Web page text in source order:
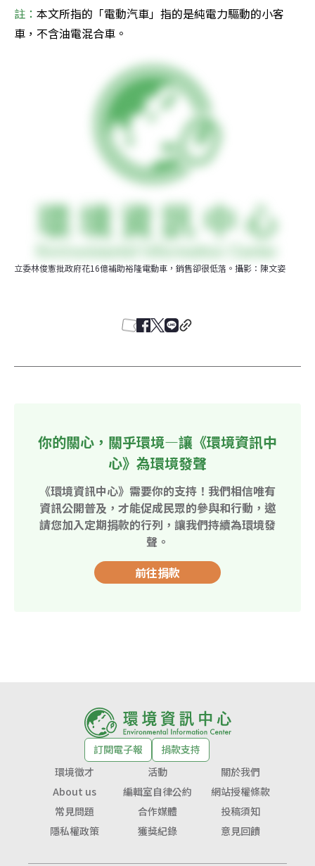
註：本文所指的「電動汽車」指的是純電力驅動的小客
車，不含油電混合車。
立委林俊憲批政府花16億補助裕隆電動車，銷售卻很低落。攝影：陳文姿
你的關心，關乎環境—讓《環境資訊中
心》為環境發聲
《環境資訊中心》需要你的支持！我們相信唯有
資訊公開普及，才能促成民眾的參與和行動，邀
請您加入定期捐款的行列，讓我們持續為環境發
聲。
前往捐款
訂閱電子報
捐款支持
環境徵才
活動
關於我們
About us
編輯室自律公約
網站授權條款
常見問題
合作媒體
投稿須知
隱私權政策
獲獎紀錄 意見回饋